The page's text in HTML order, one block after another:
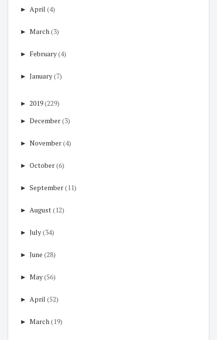
► April (4)
► March (3)
► February(4)
► January(7)
► 2019(229)
► December(3)
► November(4)
► October(6)
► September(11)
► August(12)
► July(34)
► June (28)
► May(56)
► April (52)
► March (19)